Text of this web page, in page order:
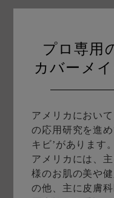
プロ専用
カバーメ
アメリカにおい
の応用研究を進
キビ’があります。
アメリカには、
様のお肌の美や
の他、主に皮膚